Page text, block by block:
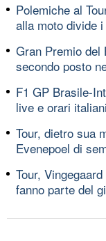
Polemiche al
alla moto divide
Gran Premio del
secondo posto
F1 GP Brasile-
live e orari
Tour, dietro sua
Evenepoel di
Tour,
fanno parte del